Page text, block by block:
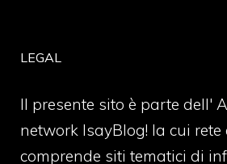
LEGAL
Il presente sito è parte dell'
network IsayBlog! la cui rete
comprende siti tematici di